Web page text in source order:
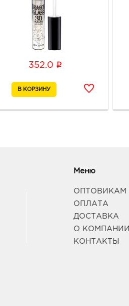
352.0 i
Меню
ОПТОВИКАМ
ОПЛАТА
ДОСТАВКА
О КОМПАНИИ
КОНТАКТЫ